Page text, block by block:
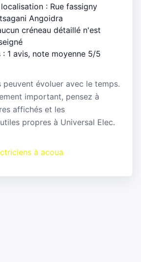
: Rue fassigny
Angoidra
créneau détaillé n'est
: 1 avis, note moyenne 5/5
peuvent évoluer avec le temps.
important, pensez à
affichés et les
propres à Universal Elec.
à acoua